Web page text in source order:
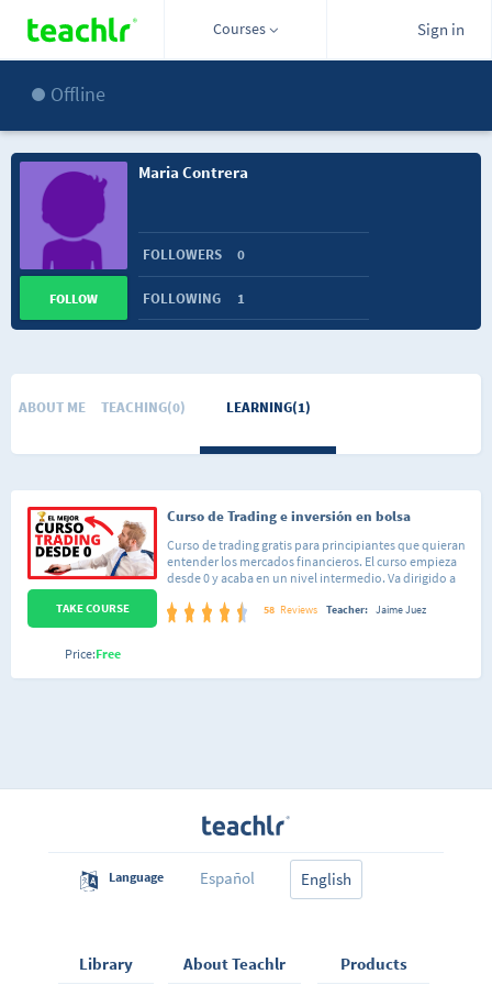
Courses Sign in
Offline
Maria Contrera
FOLLOWERS 0
FOLLOWING 1
FOLLOW
ABOUT ME TEACHING(0) LEARNING(1)
Curso de Trading e inversión en bolsa
Curso de trading gratis para principiantes que quieran
entender los mercados financieros. El curso empieza
desde 0 y acaba en un nivel intermedio. Va dirigido a
quieran aprender desde 0 a hacer trading en bolsa y
demás mercados financieros. Si quieres más
58 Reviews Teacher: Jaime Juez
TAKE COURSE
Price:Free
Language Español English
Library About Teachlr Products